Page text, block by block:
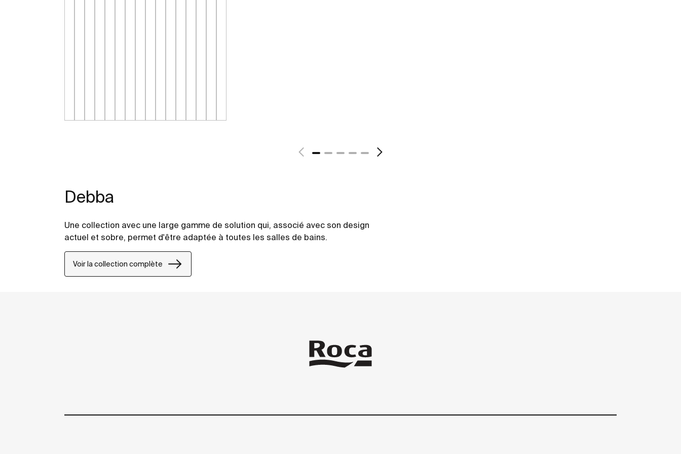
Debba
Une collection avec une large gamme de solution qui, associé avec son design
actuel et sobre, permet d'être adaptée à toutes les salles de bains.
Voir la collection complète